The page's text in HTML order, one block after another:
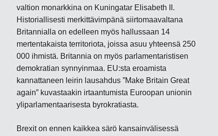
valtion monarkkina on Kuningatar Elisabeth II.
Historiallisesti merkittävimpänä siirtomaavaltana
Britannialla on edelleen myös hallussaan 14
mertentakaista territoriota, joissa asuu yhteensä 250
000 ihmistä. Britannia on myös parlamentaristisen
demokratian synnyinmaa. EU:sta eroamista
kannattaneen leirin lausahdus ”Make Britain Great
again” kuvastaakin irtaantumista Euroopan unionin
yliparlamentaarisesta byrokratiasta.
Brexit on ennen kaikkea särö kansainvälisessä